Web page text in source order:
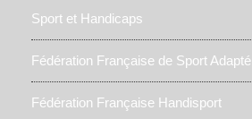
Sport et Handicaps
Fédération Française de Sport Adapté
Fédération Française Handisport